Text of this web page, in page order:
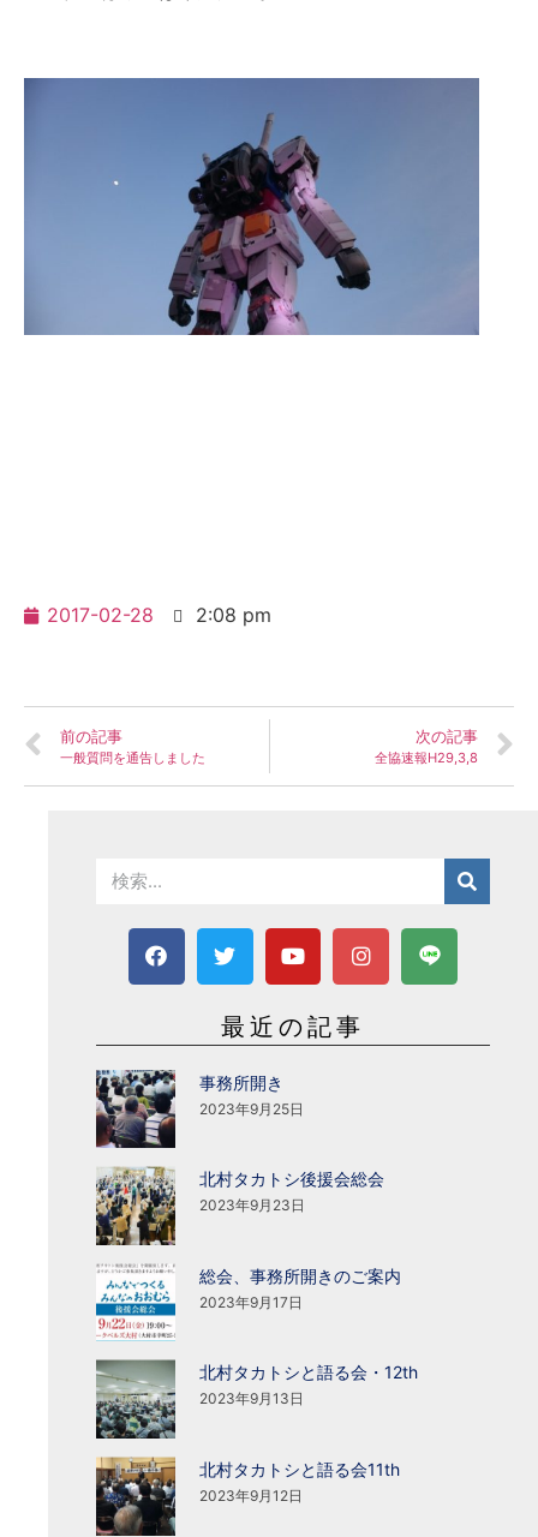
2017-02-28 2:08 pm
前の記事
一般質問を通告しました
次の記事
全協速報H29,3,8
最近の記事
事務所開き
2023年9月25日
北村タカトシ後援会総会
2023年9月23日
総会、事務所開きのご案内
2023年9月17日
北村タカトシと語る会・12th
2023年9月13日
北村タカトシと語る会11th
2023年9月12日